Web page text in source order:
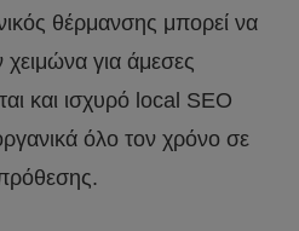
θέρμανσης μπορεί να
χειμώνα για άμεσες
και ισχυρό local SEO
όλο τον χρόνο σε